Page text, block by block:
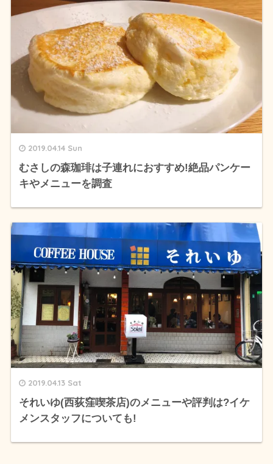
2019.04.14 Sun
むさしの森珈琲は子連れにおすすめ!絶品パンケー
キやメニューを調査
2019.04.13 Sat
それいゆ(西荻窪喫茶店)のメニューや評判は?イケ
メンスタッフについても!